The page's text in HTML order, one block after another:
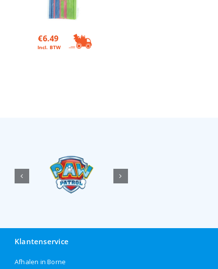
€6.49
Incl. BTW
Klantenservice
Afhalen in Borne